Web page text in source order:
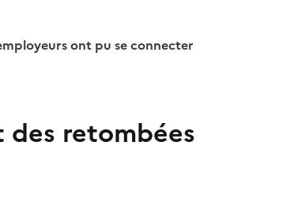
ont pu se connecter
retombées